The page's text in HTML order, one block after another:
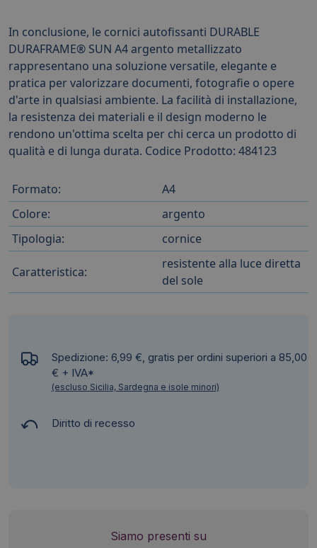
In conclusione, le cornici autofissanti DURABLE
DURAFRAME® SUN A4 argento metallizzato
rappresentano una soluzione versatile, elegante e
pratica per valorizzare documenti, fotografie o opere
d'arte in qualsiasi ambiente. La facilità di installazione,
la resistenza dei materiali e il design moderno le
rendono un'ottima scelta per chi cerca un prodotto di
qualità e di lunga durata. Codice Prodotto: 484123
Formato:
A4
Colore:
argento
Tipologia:
cornice
Caratteristica:
resistente alla luce diretta
del sole
Spedizione: 6,99 €, gratis per ordini superiori a 85,00
€ + IVA*
(escluso Sicilia, Sardegna e isole minori)
Diritto di recesso
Siamo presenti su